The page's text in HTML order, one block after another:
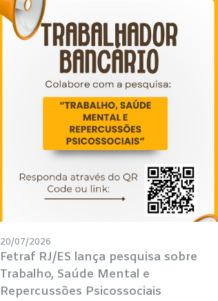
20/07/2026
Fetraf RJ/ES lança pesquisa sobre
Trabalho, Saúde Mental e
Repercussões Psicossociais